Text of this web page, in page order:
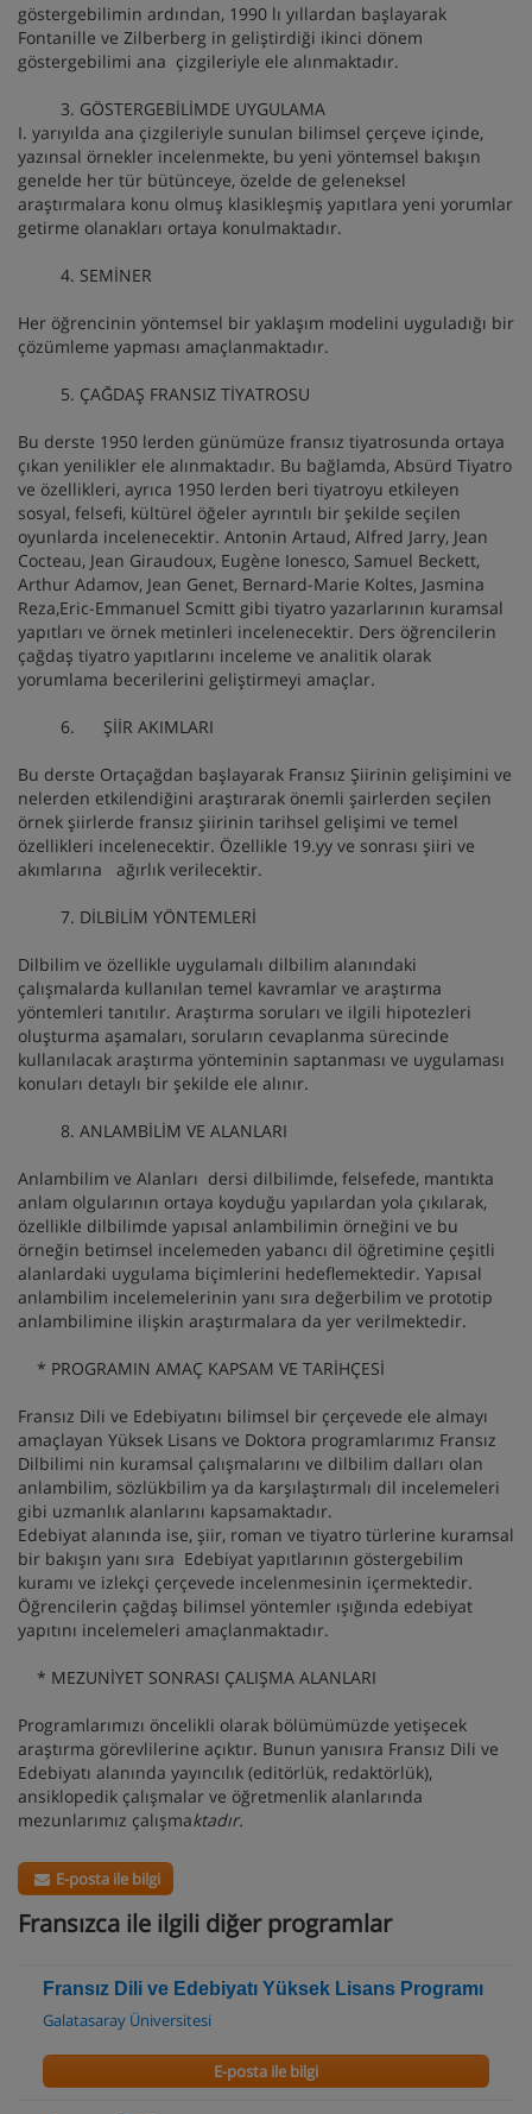
göstergebilimin ardından, 1990 lı yıllardan başlayarak
Fontanille ve Zilberberg in geliştirdiği ikinci dönem
göstergebilimi ana çizgileriyle ele alınmaktadır.
3. GÖSTERGEBİLİMDE UYGULAMA
I. yarıyılda ana çizgileriyle sunulan bilimsel çerçeve içinde,
yazınsal örnekler incelenmekte, bu yeni yöntemsel bakışın
genelde her tür bütünceye, özelde de geleneksel
araştırmalara konu olmuş klasikleşmiş yapıtlara yeni yorumlar
getirme olanakları ortaya konulmaktadır.
4. SEMİNER
Her öğrencinin yöntemsel bir yaklaşım modelini uyguladığı bir
çözümleme yapması amaçlanmaktadır.
5. ÇAĞDAŞ FRANSIZ TİYATROSU
Bu derste 1950 lerden günümüze fransız tiyatrosunda ortaya
çıkan yenilikler ele alınmaktadır. Bu bağlamda, Absürd Tiyatro
ve özellikleri, ayrıca 1950 lerden beri tiyatroyu etkileyen
sosyal, felsefi, kültürel öğeler ayrıntılı bir şekilde seçilen
oyunlarda incelenecektir. Antonin Artaud, Alfred Jarry, Jean
Cocteau, Jean Giraudoux, Eugène Ionesco, Samuel Beckett,
Arthur Adamov, Jean Genet, Bernard-Marie Koltes, Jasmina
Reza,Eric-Emmanuel Scmitt gibi tiyatro yazarlarının kuramsal
yapıtları ve örnek metinleri incelenecektir. Ders öğrencilerin
çağdaş tiyatro yapıtlarını inceleme ve analitik olarak
yorumlama becerilerini geliştirmeyi amaçlar.
6. ŞİİR AKIMLARI
Bu derste Ortaçağdan başlayarak Fransız Şiirinin gelişimini ve
nelerden etkilendiğini araştırarak önemli şairlerden seçilen
örnek şiirlerde fransız şiirinin tarihsel gelişimi ve temel
özellikleri incelenecektir. Özellikle 19.yy ve sonrası şiiri ve
akımlarına ağırlık verilecektir.
7. DİLBİLİM YÖNTEMLERİ
Dilbilim ve özellikle uygulamalı dilbilim alanındaki
çalışmalarda kullanılan temel kavramlar ve araştırma
yöntemleri tanıtılır. Araştırma soruları ve ilgili hipotezleri
oluşturma aşamaları, soruların cevaplanma sürecinde
kullanılacak araştırma yönteminin saptanması ve uygulaması
konuları detaylı bir şekilde ele alınır.
8. ANLAMBİLİM VE ALANLARI
Anlambilim ve Alanları dersi dilbilimde, felsefede, mantıkta
anlam olgularının ortaya koyduğu yapılardan yola çıkılarak,
özellikle dilbilimde yapısal anlambilimin örneğini ve bu
örneğin betimsel incelemeden yabancı dil öğretimine çeşitli
alanlardaki uygulama biçimlerini hedeflemektedir. Yapısal
anlambilim incelemelerinin yanı sıra değerbilim ve prototip
anlambilimine ilişkin araştırmalara da yer verilmektedir.
* PROGRAMIN AMAÇ KAPSAM VE TARİHÇESİ
Fransız Dili ve Edebiyatını bilimsel bir çerçevede ele almayı
amaçlayan Yüksek Lisans ve Doktora programlarımız Fransız
Dilbilimi nin kuramsal çalışmalarını ve dilbilim dalları olan
anlambilim, sözlükbilim ya da karşılaştırmalı dil incelemeleri
gibi uzmanlık alanlarını kapsamaktadır.
Edebiyat alanında ise, şiir, roman ve tiyatro türlerine kuramsal
bir bakışın yanı sıra Edebiyat yapıtlarının göstergebilim
kuramı ve izlekçi çerçevede incelenmesinin içermektedir.
Öğrencilerin çağdaş bilimsel yöntemler ışığında edebiyat
yapıtını incelemeleri amaçlanmaktadır.
* MEZUNİYET SONRASI ÇALIŞMA ALANLARI
Programlarımızı öncelikli olarak bölümümüzde yetişecek
araştırma görevlilerine açıktır. Bunun yanısıra Fransız Dili ve
Edebiyatı alanında yayıncılık (editörlük, redaktörlük),
ansiklopedik çalışmalar ve öğretmenlik alanlarında
mezunlarımız çalışmaktadır.
E-posta ile bilgi
Fransızca ile ilgili diğer programlar
Fransız Dili ve Edebiyatı Yüksek Lisans Programı
Galatasaray Üniversitesi
E-posta ile bilgi